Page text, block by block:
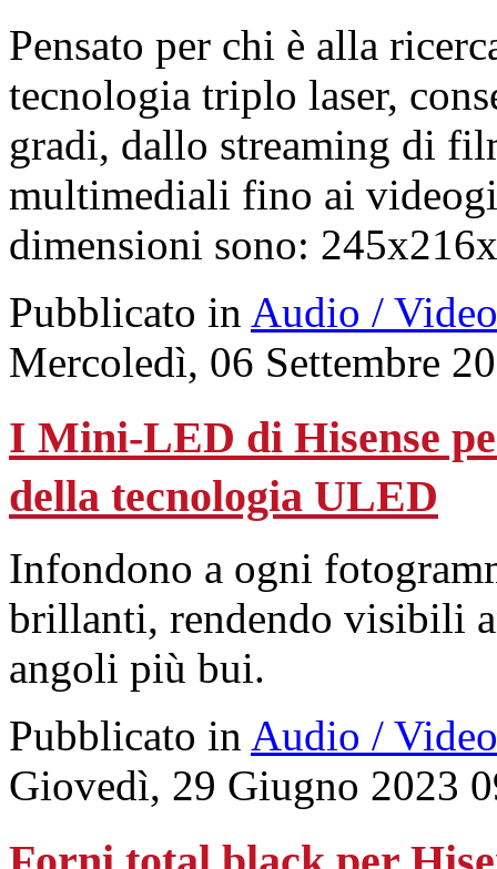
Pensato per chi è alla
tecnologia triplo laser,
gradi, dallo streaming di
multimediali fino ai
dimensioni sono:
Pubblicato in Audio / Video
Mercoledì, 06 Settembre
I Mini-LED di Hisense
della tecnologia ULED
Infondono a ogni
brillanti, rendendo visibili
angoli più bui.
Pubblicato in Audio / Video
Giovedì, 29 Giugno 2023